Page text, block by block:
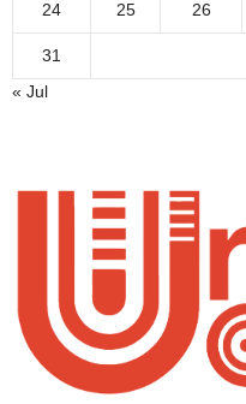
24 25 26
31
« Jul